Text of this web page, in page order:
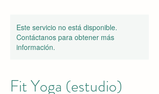
Este servicio no está disponible.
Contáctanos para obtener más
información.
Fit Yoga (estudio)